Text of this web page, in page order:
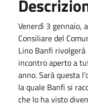
Venerdì 3 gennaio,
Consiliare del
Lino Banfi
incontro aperto a
anno. Sarà questa
la quale Banfi si
che lo ha visto